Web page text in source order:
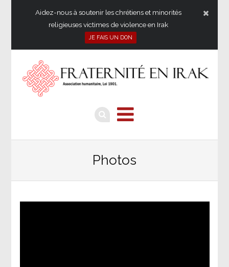
Aidez-nous à soutenir les chrétiens et minorités
religieuses victimes de violence en Irak
JE FAIS UN DON
Photos